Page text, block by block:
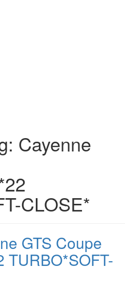
Cayenne
CLOSE*
GTS Coupe
TURBO*SOFT-